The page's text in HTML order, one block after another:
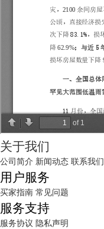
关于我们
公司简介 新闻动态 联系我们
用户服务
买家指南 常见问题
服务支持
服务协议 隐私声明